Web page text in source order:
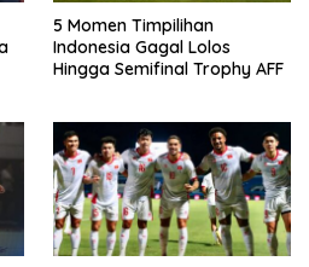
5 Momen Timpilihan
Indonesia Gagal Lolos
Hingga Semifinal Trophy AFF